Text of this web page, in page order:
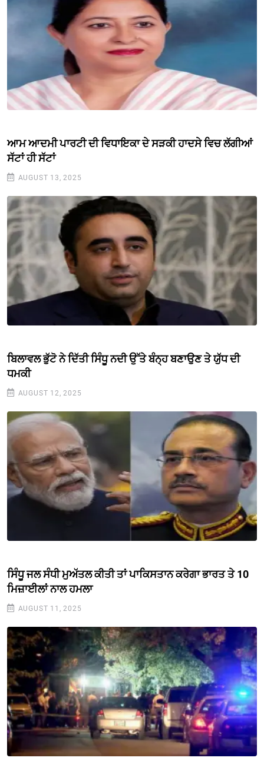
ਆਮ ਆਦਮੀ ਪਾਰਟੀ ਦੀ ਵਿਧਾਇਕਾ ਦੇ ਸੜਕੀ ਹਾਦਸੇ ਵਿਚ ਲੱਗੀਆਂ
ਸੱਟਾਂ ਹੀ ਸੱਟਾਂ
AUGUST 13, 2025
ਬਿਲਾਵਲ ਭੁੱਟੋ ਨੇ ਦਿੱਤੀ ਸਿੰਧੂ ਨਦੀ ਉੱਤੇ ਬੰਨ੍ਹ ਬਣਾਉਣ ਤੇ ਯੁੱਧ ਦੀ
ਧਮਕੀ
AUGUST 12, 2025
ਸਿੰਧੂ ਜਲ ਸੰਧੀ ਮੁਅੱਤਲ ਕੀਤੀ ਤਾਂ ਪਾਕਿਸਤਾਨ ਕਰੇਗਾ ਭਾਰਤ ਤੇ 10
ਮਿਜ਼ਾਈਲਾਂ ਨਾਲ ਹਮਲਾ
AUGUST 11, 2025